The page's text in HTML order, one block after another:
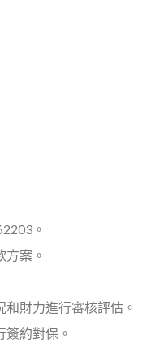
。
案。
財力進行審核評估。
約對保。